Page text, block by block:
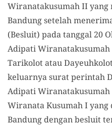
Wiranatakusumah II
Bandung setelah
(Besluit) pada tanggal 20
Adipati
Tarikolot atau
keluarnya surat perintah
Adipati
Wiranata Kusumah I
Bandung dengan besluit